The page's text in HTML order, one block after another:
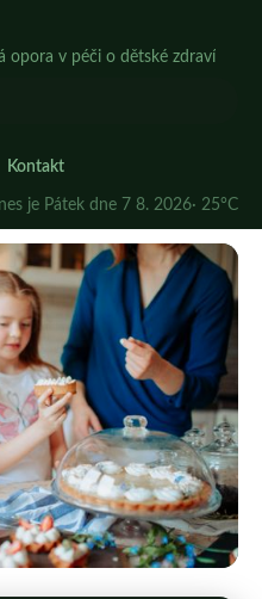
opora v péči o dětské zdraví
Kontakt
je Pátek dne 7 8. 2026· 25°C